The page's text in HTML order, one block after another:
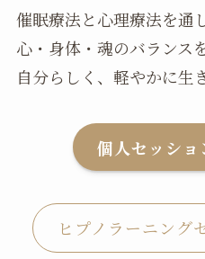
催眠療法と心理療法を通
心・身体・魂のバランス
自分らしく、軽やかに生
個人セッシ
ヒプノラーニン